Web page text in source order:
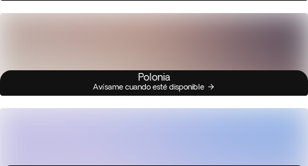
Polonia
Avísame cuando esté disponible